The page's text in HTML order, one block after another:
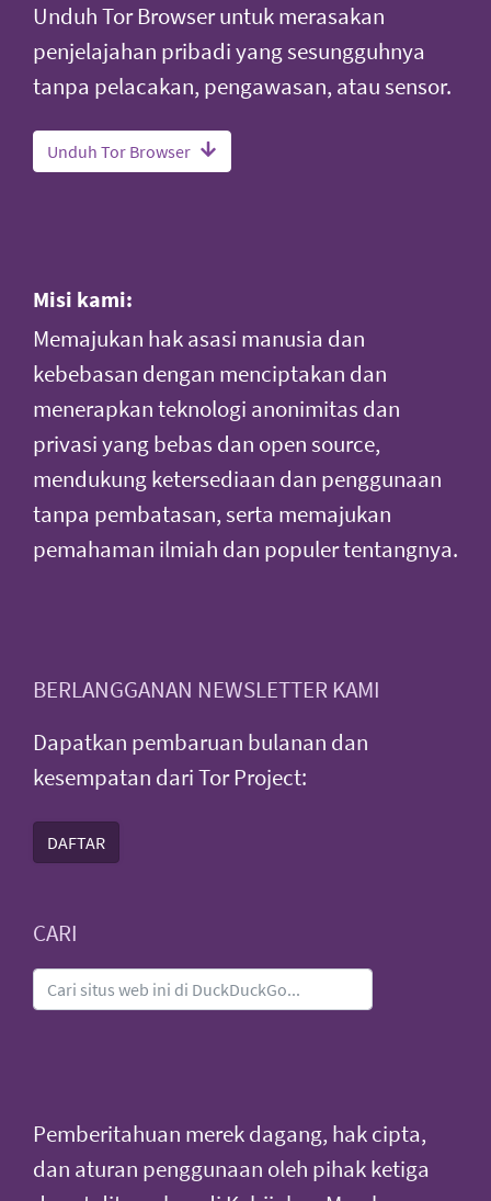
Unduh Tor Browser untuk merasakan
penjelajahan pribadi yang sesungguhnya
tanpa pelacakan, pengawasan, atau sensor.
Unduh Tor Browser
Misi kami:
Memajukan hak asasi manusia dan
kebebasan dengan menciptakan dan
menerapkan teknologi anonimitas dan
privasi yang bebas dan open source,
mendukung ketersediaan dan penggunaan
tanpa pembatasan, serta memajukan
pemahaman ilmiah dan populer tentangnya.
BERLANGGANAN NEWSLETTER KAMI
Dapatkan pembaruan bulanan dan
kesempatan dari Tor Project:
DAFTAR
CARI
Pemberitahuan merek dagang, hak cipta,
dan aturan penggunaan oleh pihak ketiga